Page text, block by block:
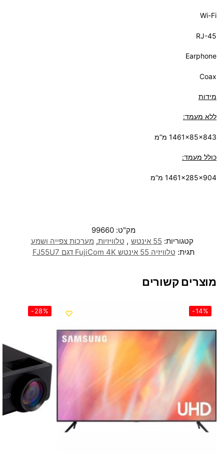
Wi-Fi
RJ-45
Earphone
Coax
מידות
ללא מעמד:
1461x85x843 מ”מ
כולל מעמד:
1461x285x904 מ”מ
מק"ט:99660
קטגוריות: 55 אינטש , טלוויזיות, מערכות צפייה ושמע
תגית: טלוויזיה 55 אינטש FujiCom 4K דגם FJ55U7
מוצרים קשורים
-14%
-28%